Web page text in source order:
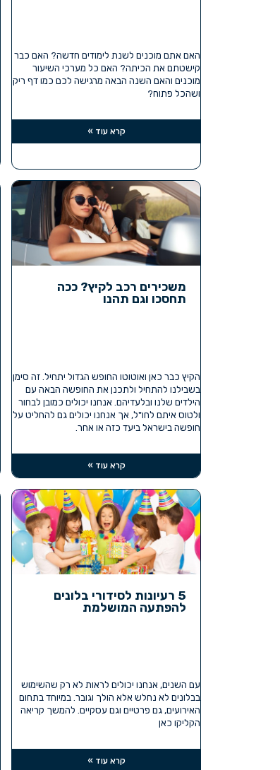
האם אתם מוכנים לשנת לימודים חדשה? האם כבר
קישטתם את הכיתה? האם כל מערכי השיעור
מוכנים והאם השנה הבאה מרגישה לכם כמו דף ריק
ושהכל פתוח?
קרא עוד »
משכירים רכב לקיץ? ככה
תחסכו וגם תהנו
הקיץ כבר כאן ואוטוטו החופש הגדול יתחיל. זה סימן
בשבילנו להתחיל ולתכנן את החופשה הבאה עם
הילדים שלנו ובלעדיהם. אנחנו יכולים כמובן לבחור
ולטוס איתם לחו"ל, אך אנחנו יכולים גם להחליט על
חופשה בישראל ביעד כזה או אחר.
קרא עוד »
5 רעיונות לסידורי בלונים
להפתעה המושלמת
עם השנים, אנחנו יכולים לראות לא רק שהשימוש
בבלונים לא נחלש אלא הולך וגובר. במיוחד בתחום
האירועים, גם פרטיים וגם עסקיים. להמשך קריאה
הקליקו כאן
קרא עוד »